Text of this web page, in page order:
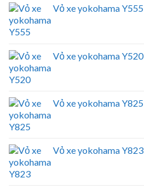
Vỏ xe yokohama Y555
Vỏ xe yokohama Y520
Vỏ xe yokohama Y825
Vỏ xe yokohama Y823